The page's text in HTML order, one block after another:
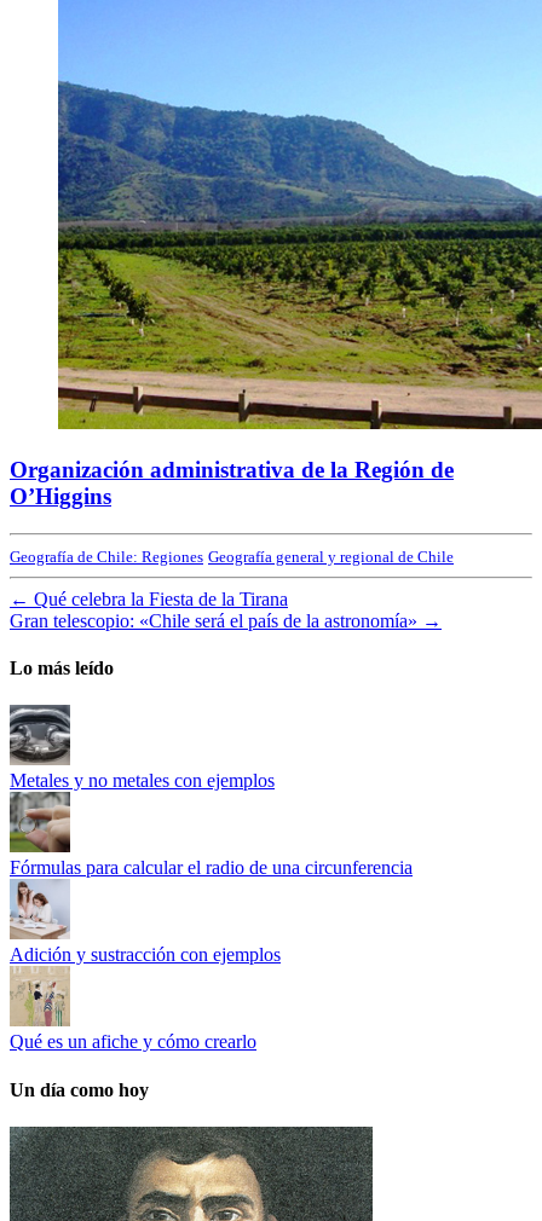
Organización administrativa de la Región de
O’Higgins
Geografía de Chile: Regiones Geografía general y regional de Chile
← Qué celebra la Fiesta de la Tirana
Gran telescopio: «Chile será el país de la astronomía» →
Lo más leído
Metales y no metales con ejemplos
Fórmulas para calcular el radio de una circunferencia
Adición y sustracción con ejemplos
Qué es un afiche y cómo crearlo
Un día como hoy